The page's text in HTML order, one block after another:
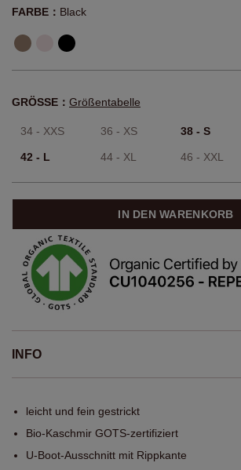
FARBE： Black
GRÖSSE： Größentabelle
34 - XXS 36 - XS 38 - S
42 - L 44 - XL 46 - XXL
IN DEN WARENKORB
INFO
leicht und fein gestrickt
Bio-Kaschmir GOTS-zertifiziert
U-Boot-Ausschnitt mit Rippkante